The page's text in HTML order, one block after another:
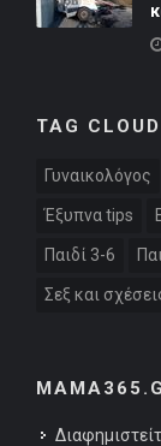
TAG CLOUD
Γυναικολόγος
Έξυπνα tips
Παιδί 3-6
Σεξ και